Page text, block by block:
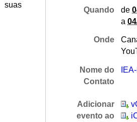
Quando de
a
Onde
Nome do
Contato
Adicionar
evento ao
suas